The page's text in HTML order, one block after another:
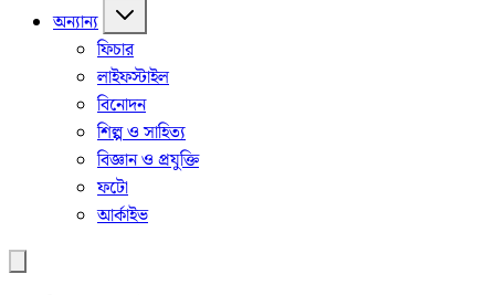
অন্যান্য
ফিচার
লাইফস্টাইল
বিনোদন
শিল্প ও সাহিত্য
বিজ্ঞান ও প্রযুক্তি
ফটো
আর্কাইভ